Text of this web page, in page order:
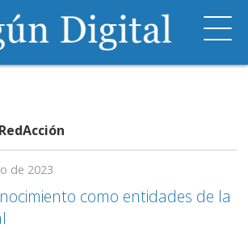
de 2023
como entidades de la